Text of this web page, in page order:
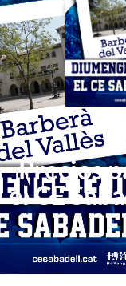
Precios
el CE